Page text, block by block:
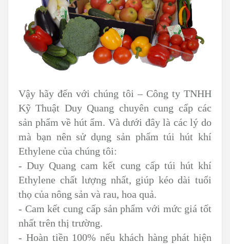
Vậy hãy đến với chúng tôi – Công ty TNHH
Kỹ Thuật Duy Quang chuyên cung cấp các
sản phẩm về hút ẩm. Và dưới đây là các lý do
mà bạn nên sử dụng sản phẩm túi hút khí
Ethylene của chúng tôi:
- Duy Quang cam kết cung cấp túi hút khí
Ethylene chất lượng nhất, giúp kéo dài tuổi
thọ của nông sản và rau, hoa quả.
- Cam kết cung cấp sản phẩm với mức giá tốt
nhất trên thị trường.
- Hoàn tiền 100% nếu khách hàng phát hiện